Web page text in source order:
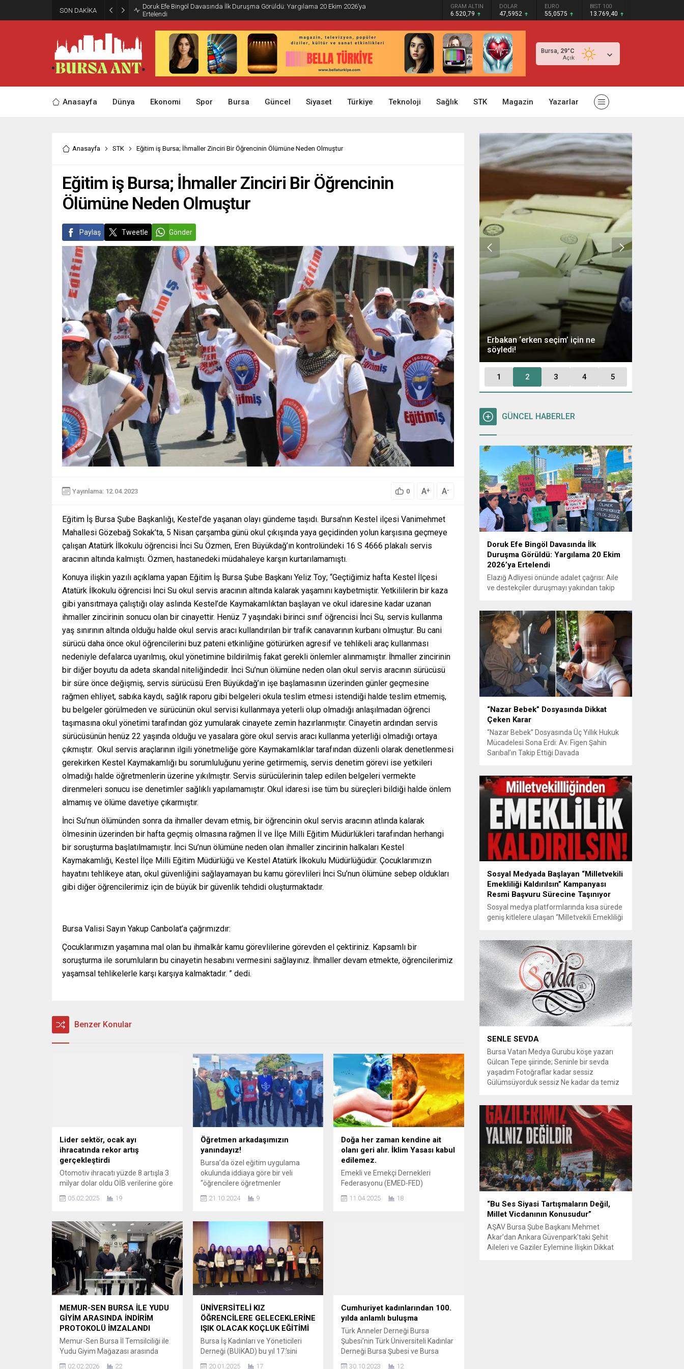
SON DAKİKA
Doruk Efe Bingöl Davasında İlk Duruşma Görüldü: Yargılama 20 Ekim 2026’ya
Ertelendi
GRAM ALTIN
6.520,79
DOLAR
47,5952
EURO
55,0575
BIST 100
13.769,40
Bursa, 29°C
Açık
Anasayfa Dünya Ekonomi Spor Bursa Güncel Siyaset Türkiye Teknoloji Sağlık STK Magazin Yazarlar
Anasayfa STK Eğitim iş Bursa; İhmaller Zinciri Bir Öğrencinin Ölümüne Neden Olmuştur
Eğitim iş Bursa; İhmaller Zinciri Bir Öğrencinin
Ölümüne Neden Olmuştur
Paylaş Tweetle Gönder
Yayınlama: 12.04.2023 0 A+ A-
Eğitim İş Bursa Şube Başkanlığı, Kestel’de yaşanan olayı gündeme taşıdı. Bursa’nın Kestel ilçesi Vanimehmet
Mahallesi Gözebağ Sokak’ta, 5 Nisan çarşamba günü okul çıkışında yaya geçidinden yolun karşısına geçmeye
çalışan Atatürk İlkokulu öğrencisi İnci Su Özmen, Eren Büyükdağ’ın kontrolündeki 16 S 4666 plakalı servis
aracının altında kalmıştı. Özmen, hastanedeki müdahaleye karşın kurtarılamamıştı.
Konuya ilişkin yazılı açıklama yapan Eğitim İş Bursa Şube Başkanı Yeliz Toy; “Geçtiğimiz hafta Kestel İlçesi
Atatürk İlkokulu öğrencisi İnci Su okul servis aracının altında kalarak yaşamını kaybetmiştir. Yetkililerin bir kaza
gibi yansıtmaya çalıştığı olay aslında Kestel’de Kaymakamlıktan başlayan ve okul idaresine kadar uzanan
ihmaller zincirinin sonucu olan bir cinayettir. Henüz 7 yaşındaki birinci sınıf öğrencisi İnci Su, servis kullanma
yaş sınırının altında olduğu halde okul servis aracı kullandırılan bir trafik canavarının kurbanı olmuştur. Bu cani
sürücü daha önce okul öğrencilerini buz pateni etkinliğine götürürken agresif ve tehlikeli araç kullanması
nedeniyle defalarca uyarılmış, okul yönetimine bildirilmiş fakat gerekli önlemler alınmamıştır. İhmaller zincirinin
bir diğer boyutu da adeta skandal niteliğindedir. İnci Su’nun ölümüne neden olan okul servis aracının sürücüsü
bir süre önce değişmiş, servis sürücüsü Eren Büyükdağ’ın işe başlamasının üzerinden günler geçmesine
rağmen ehliyet, sabıka kaydı, sağlık raporu gibi belgeleri okula teslim etmesi istendiği halde teslim etmemiş,
bu belgeler görülmeden ve sürücünün okul servisi kullanmaya yeterli olup olmadığı anlaşılmadan öğrenci
taşımasına okul yönetimi tarafından göz yumularak cinayete zemin hazırlanmıştır. Cinayetin ardından servis
sürücüsünün henüz 22 yaşında olduğu ve yasalara göre okul servis aracı kullanma yeterliği olmadığı ortaya
çıkmıştır. Okul servis araçlarının ilgili yönetmeliğe göre Kaymakamlıklar tarafından düzenli olarak denetlenmesi
gerekirken Kestel Kaymakamlığı bu sorumluluğunu yerine getirmemiş, servis denetim görevi ise yetkileri
olmadığı halde öğretmenlerin üzerine yıkılmıştır. Servis sürücülerinin talep edilen belgeleri vermekte
direnmeleri sonucu ise denetimler sağlıklı yapılamamıştır. Okul idaresi ise tüm bu süreçleri bildiği halde önlem
almamış ve ölüme davetiye çıkarmıştır.
İnci Su’nun ölümünden sonra da ihmaller devam etmiş, bir öğrencinin okul servis aracının atlında kalarak
ölmesinin üzerinden bir hafta geçmiş olmasına rağmen İl ve İlçe Milli Eğitim Müdürlükleri tarafından herhangi
bir soruşturma başlatılmamıştır. İnci Su’nun ölümüne neden olan ihmaller zincirinin halkaları Kestel
Kaymakamlığı, Kestel İlçe Milli Eğitim Müdürlüğü ve Kestel Atatürk İlkokulu Müdürlüğüdür. Çocuklarımızın
hayatını tehlikeye atan, okul güvenliğini sağlayamayan bu kamu görevlileri İnci Su’nun ölümüne sebep oldukları
gibi diğer öğrencilerimiz için de büyük bir güvenlik tehdidi oluşturmaktadır.
Bursa Valisi Sayın Yakup Canbolat’a çağrımızdır:
Çocuklarımızın yaşamına mal olan bu ihmalkâr kamu görevlilerine görevden el çektiriniz. Kapsamlı bir
soruşturma ile sorumluların bu cinayetin hesabını vermesini sağlayınız. İhmaller devam etmekte, öğrencilerimiz
yaşamsal tehlikelerle karşı karşıya kalmaktadır. ” dedi.
Benzer Konular
Lider sektör, ocak ayı
ihracatında rekor artış
gerçekleştirdi
Otomotiv ihracatı yüzde 8 artışla 3
milyar dolar oldu OİB verilerine göre
Türkiye ihracatının lideri otomotiv
endüstrisinin ocak ayı ihracatı
yüzde 8 artışla 3 milyar dolar oldu.
Türkiye ihracatında ilk sırada yer
alan endüstrinin aldığı pay da yüzde
14,2 olarak gerçekleşti. OİB
Yönetim Kurulu Başkanı...
05.02.2025 19
Öğretmen arkadaşımızın
yanındayız!
Bursa’da özel eğitim uygulama
okulunda iddiaya göre bir veli
“öğrencilere öğretmenler
tarafından kötü muamele yapıldı”
şeklide video çekerek paylaşımda
yayılan video sonra eğitim
sendikaları tarafından öğretmene
destek açıklaması gerçekleştirildi.
Bursa’da Yıldırım ilçesinde
bulunan Yıldırım Belediyesi Hacı
Zaide Zorlu Özel Eğitim Uygulama
Okulu‘nda iddiaya göre bir
veli “öğrencilere öğretmenler
tarafından...
21.10.2024 9
Doğa her zaman kendine ait
olanı geri alır. İklim Yasası kabul
edilemez.
Emekli ve Emekçi Dernekleri
Federasyonu (EMED-FED)
Federasyonu Genel Başkanı Gönül
Boran Özüpak sosyal medyasından
11.04.2025 18
MEMUR-SEN BURSA İLE YUDU
GİYİM ARASINDA İNDİRİM
PROTOKOLÜ İMZALANDI
Memur-Sen Bursa İl Temsilciliği ile
Yudu Giyim Mağazası arasında
02.02.2026 22
ÜNİVERSİTELİ KIZ
ÖĞRENCİLERE GELECEKLERİNE
IŞIK OLACAK KOÇLUK EĞİTİMİ
Bursa İş Kadınları ve Yöneticileri
Derneği (BUİKAD) bu yıl 17.’sini
20.01.2025 17
Cumhuriyet kadınlarından 100.
yılda anlamlı buluşma
Türk Anneler Derneği Bursa
Şubesi’nin Türk Üniversiteli Kadınlar
Derneği Bursa Şubesi ve Bursa
30.10.2023 12
“Engellilik Bir Eksiklik Değil,
Adalet Meselesidir”
Erbakan ‘erken seçim’ için ne
söyledi!
1 2 3 4 5
GÜNCEL HABERLER
Doruk Efe Bingöl Davasında İlk
Duruşma Görüldü: Yargılama 20 Ekim
2026’ya Ertelendi
Elazığ Adliyesi önünde adalet çağrısı: Aile
ve destekçiler duruşmayı yakından takip
soruşturması kapsamında açılan davanın
ilk duruşması Elazığ 2. Ağır Ceza
Mahkemesi’nde görüldü. Kamuoyunun
yakından takip ettiği davanın ilk duruşması
öncesinde, Doruk Efe Bingöl’ün ailesine
destek olmak isteyen çok...
“Nazar Bebek” Dosyasında Dikkat
Çeken Karar
“Nazar Bebek” Dosyasında Üç Yıllık Hukuk
Mücadelesi Sona Erdi: Av. Figen Şahin
Sarıbal’ın Takip Ettiği Davada
Türkiye’de uluslararası hukuk boyutlarıyla
görüldü BURSA – Avusturya’da başlayan
ve Türkiye’de yaklaşık üç yıl boyunca
devam eden “Nazar Bebek” dosyasında
yargılama süreci tamamlandı. Bursa 3.
Aile...
Sosyal Medyada Başlayan “Milletvekili
Emekliliği Kaldırılsın” Kampanyası
Resmi Başvuru Sürecine Taşınıyor
Sosyal medya platformlarında kısa sürede
geniş kitlelere ulaşan “Milletvekili Emekliliği
vatandaşlar, milletvekillerine tanınan
emeklilik haklarının yeniden düzenlenmesi
talebiyle TBMM Dilekçe Komisyonu ve
Cumhurbaşkanlığı İletişim Merkezi
(CİMER) üzerinden resmi başvurular
yapılması çağrısında bulunuyor. Son
dönemde sosyal medya platformlarında
en çok konuşulan konular arasında...
SENLE SEVDA
Bursa Vatan Medya Gurubu köşe yazarı
Gülcan Tepe şiirinde; Seninle bir sevda
yaşadım Fotoğraflar kadar sessiz
Gülümsüyorduk sessiz Ne kadar da temiz
bakışın yetiyordu gözlerime Dünyayı
tutturmaya ben de Kalbim Sen Diye çırpınıp
duruyordu Zamana yarışıyordu inat Hayata
Senle...
“Bu Ses Siyasi Tartışmaların Değil,
Millet Vicdanının Konusudur”
AŞAV Bursa Şube Başkanı Mehmet
Akar’dan Ankara Güvenpark’taki Şehit
Aileleri ve Gaziler Eylemine İlişkin Dikkat